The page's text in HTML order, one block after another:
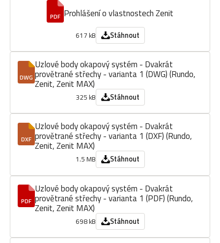
PDF Prohlášení o vlastnostech Zenit
617 kB Stáhnout
DWG
Uzlové body okapový systém - Dvakrát
provětrané střechy - varianta 1 (DWG) (Rundo,
Zenit, Zenit MAX)
325 kB Stáhnout
DXF
Uzlové body okapový systém - Dvakrát
provětrané střechy - varianta 1 (DXF) (Rundo,
Zenit, Zenit MAX)
1.5 MB Stáhnout
PDF
Uzlové body okapový systém - Dvakrát
provětrané střechy - varianta 1 (PDF) (Rundo,
Zenit, Zenit MAX)
698 kB Stáhnout